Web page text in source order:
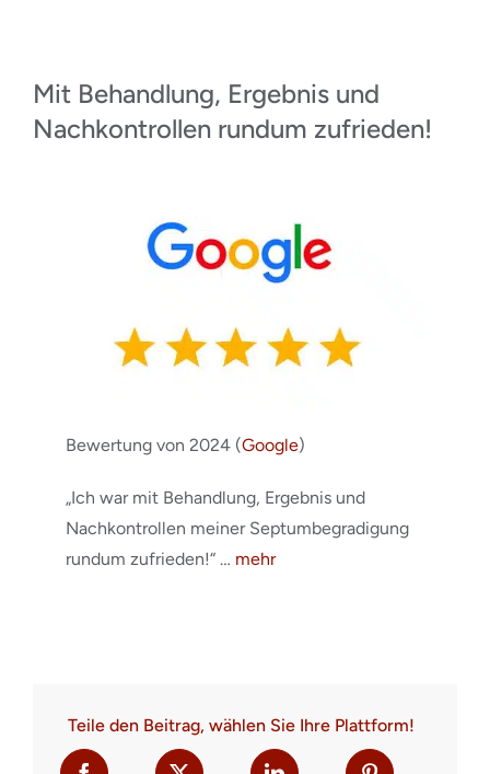
Mit Behandlung, Ergebnis und
Nachkontrollen rundum zufrieden!
Bewertung von 2024 (Google)
„Ich war mit Behandlung, Ergebnis und
Nachkontrollen meiner Septumbegradigung
rundum zufrieden!“ … mehr
Teile den Beitrag, wählen Sie Ihre Plattform!